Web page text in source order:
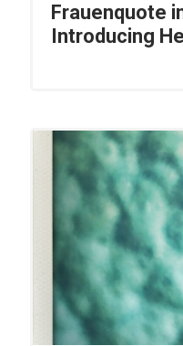
Frauenquote
Introducing